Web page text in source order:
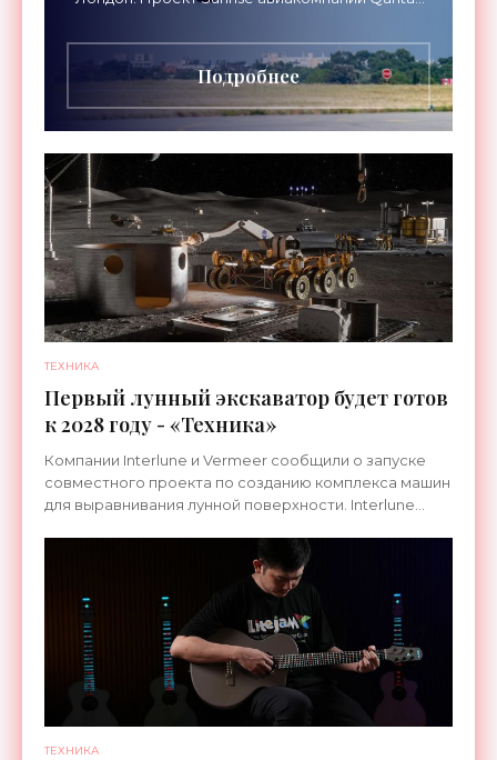
длительностью до 24
Подробнее
ТЕХНИКА
Первый лунный экскаватор будет готов
к 2028 году - «Техника»
Компании Interlune и Vermeer сообщили о запуске
совместного проекта по созданию комплекса машин
для выравнивания лунной поверхности. Interlune
ТЕХНИКА